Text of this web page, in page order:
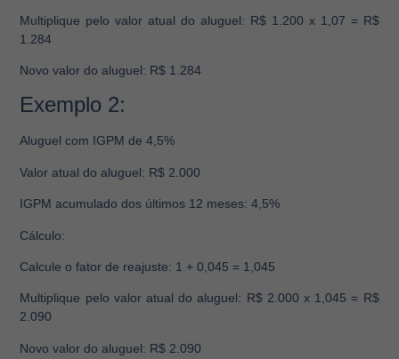
Multiplique pelo valor atual do aluguel: R$ 1.200 x 1,07 = R$
1.284
Novo valor do aluguel: R$ 1.284
Exemplo 2:
Aluguel com IGPM de 4,5%
Valor atual do aluguel: R$ 2.000
IGPM acumulado dos últimos 12 meses: 4,5%
Cálculo:
Calcule o fator de reajuste: 1 + 0,045 = 1,045
Multiplique pelo valor atual do aluguel: R$ 2.000 x 1,045 = R$
2.090
Novo valor do aluguel: R$ 2.090